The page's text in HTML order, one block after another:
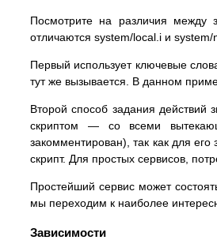
Посмотрите на различия между
отличаются system/local.i и system/
Первый использует ключевые
тут же вызывается. В данном
Второй способ задания действий
скриптом — со всеми
закомментирован), так как для
скрипт. Для простых сервисов,
Простейший сервис может
мы переходим к наиболее
Зависимости